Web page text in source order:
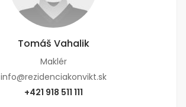
Tomáš Vahalik
Maklér
info@rezidenciakonvikt.sk
+421 918 511 111